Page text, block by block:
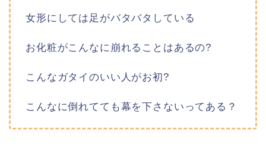
女形にしては足がバタバタしている
お化粧がこんなに崩れることはあるの?
こんなガタイのいい人がお初?
こんなに倒れてても幕を下さないってある？